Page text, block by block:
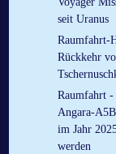
seit Uranus
Raumfahrt-
Rückkehr
Raumfahrt
Angara-
im Jahr
werden